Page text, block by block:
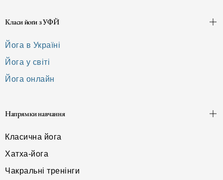
Класи йоґи з УФЙ
Йога в Україні
Йога у світі
Йога онлайн
Напрямки навчання
Класична йога
Хатха-йога
Чакральні тренінги